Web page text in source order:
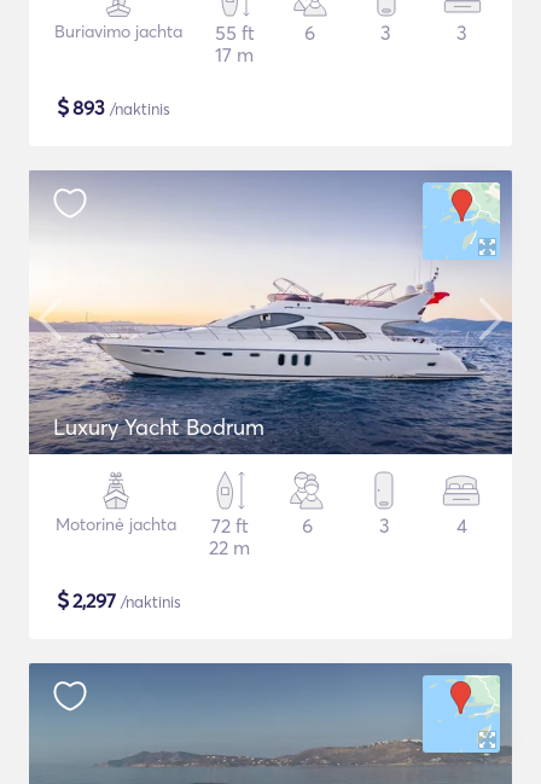
Buriavimo jachta
55 ft
17 m
6 3 3
$893 /naktinis
Luxury Yacht Bodrum
Motorinė jachta
72 ft
22 m
6 3 4
$2,297 /naktinis